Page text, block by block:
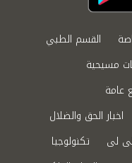
القسم الطبي
مسيحية
عامة
اخبار الحق والضلال
لى
تكنولوجيا